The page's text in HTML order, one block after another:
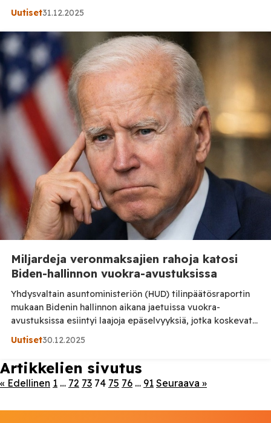
julkisten varojen saamiseksi ilman todellista toimintaa.
vastaavan viranomaisen mukaan väitteet eivät perustu
todettuihin havaintoihin. Viranomaiset kertovat, että useat
päiväkodit on tarkastettu viime kuukausien aikana ennalta
ilmoittamattomilla käynneillä, eikä tarkastuksissa ole […]
Uutiset31.12.2025
Miljardeja veronmaksajien rahoja katosi
Biden-hallinnon vuokra-avustuksissa
Yhdysvaltain asuntoministeriön (HUD) tilinpäätösraportin
mukaan Bidenin hallinnon aikana jaetuissa vuokra-
avustuksissa esiintyi laajoja epäselvyyksiä, jotka koskevat
miljardeja dollareita liittovaltion varoja. Osa tuista on
kuolleet, tai joiden kelpoisuus ohjelmaan oli muutoin
kyseenalainen uutisoi Fox News HUD:n virallisen raportin
mukaan vuokra-avustusohjelmiin ohjattiin yhteensä noin 50
Uutiset30.12.2025
Artikkelien sivutus
« Edellinen 1 … 72 73 74 75 76 … 91 Seuraava »